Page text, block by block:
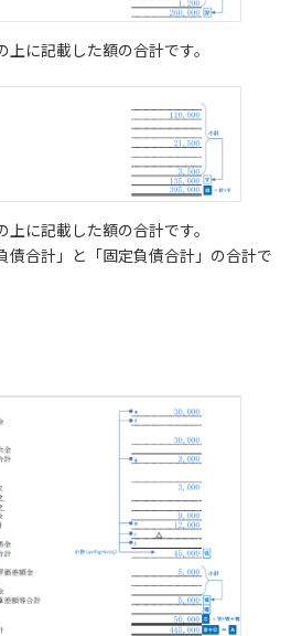
上に記載した額の合計です。
上に記載した額の合計です。
債合計」と「固定負債合計」の合計で